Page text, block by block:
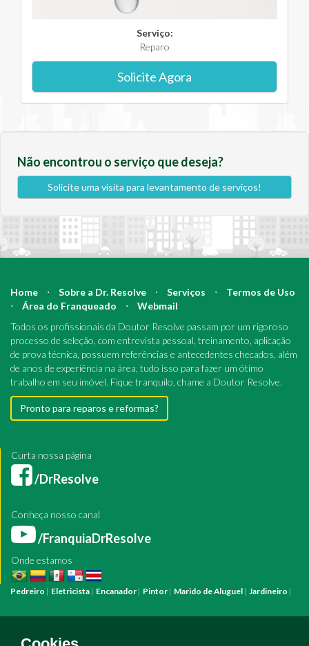
Serviço:
Reparo
Solicite Agora
Não encontrou o serviço que deseja?
Solicite uma visita para levantamento de serviços!
Home ⋅ Sobre a Dr. Resolve ⋅ Serviços ⋅
Termos de Uso
⋅
Área do Franqueado ⋅
Webmail
Todos os profissionais da Doutor Resolve passam por um rigoroso
processo de seleção, com entrevista pessoal, treinamento, aplicação
de prova técnica, possuem referências e antecedentes checados, além
de anos de experiência na área, tudo isso para fazer um ótimo
trabalho em seu imóvel. Fique tranquilo, chame a Doutor Resolve.
Pronto para reparos e reformas?
Curta nossa página
/DrResolve
Conheça nosso canal
/FranquiaDrResolve
Onde estamos
Pedreiro | Eletricista | Encanador | Pintor | Marido de Aluguel | Jardineiro |
Bombeiro HidráulicoManutenção PredialManutenção Residencial